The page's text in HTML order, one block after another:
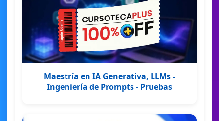
Maestría en IA Generativa, LLMs -
Ingeniería de Prompts - Pruebas